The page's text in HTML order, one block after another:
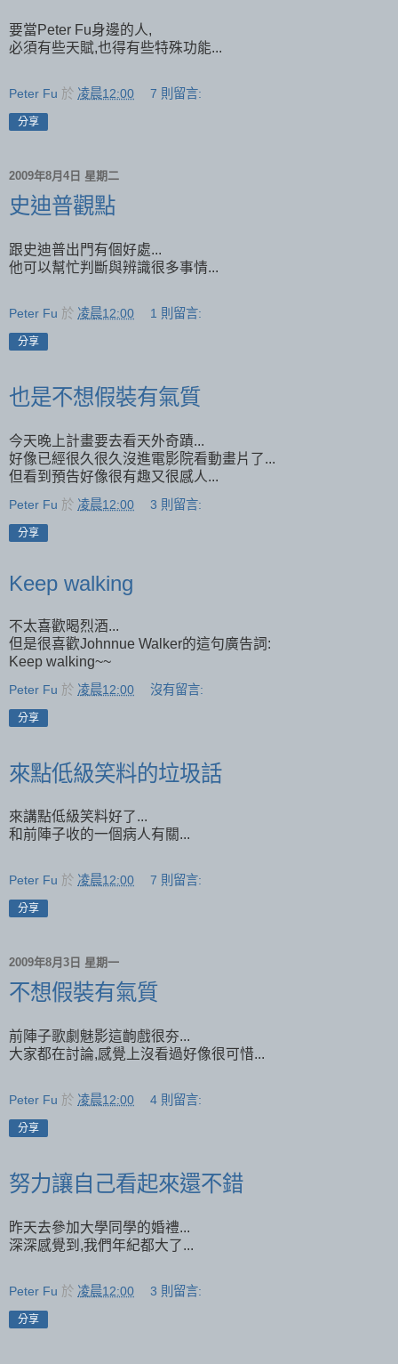
要當Peter Fu身邊的人,
必須有些天賦,也得有些特殊功能...
Peter Fu 於 凌晨12:00 7 則留言:
分享
2009年8月4日 星期二
史迪普觀點
跟史迪普出門有個好處...
他可以幫忙判斷與辨識很多事情...
Peter Fu 於 凌晨12:00 1 則留言:
分享
也是不想假裝有氣質
今天晚上計畫要去看天外奇蹟...
好像已經很久很久沒進電影院看動畫片了...
但看到預告好像很有趣又很感人...
Peter Fu 於 凌晨12:00 3 則留言:
分享
Keep walking
不太喜歡暍烈酒...
但是很喜歡Johnnue Walker的這句廣告詞:
Keep walking~~
Peter Fu 於 凌晨12:00 沒有留言:
分享
來點低級笑料的垃圾話
來講點低級笑料好了...
和前陣子收的一個病人有關...
Peter Fu 於 凌晨12:00 7 則留言:
分享
2009年8月3日 星期一
不想假裝有氣質
前陣子歌劇魅影這齣戲很夯...
大家都在討論,感覺上沒看過好像很可惜...
Peter Fu 於 凌晨12:00 4 則留言:
分享
努力讓自己看起來還不錯
昨天去參加大學同學的婚禮...
深深感覺到,我們年紀都大了...
Peter Fu 於 凌晨12:00 3 則留言:
分享